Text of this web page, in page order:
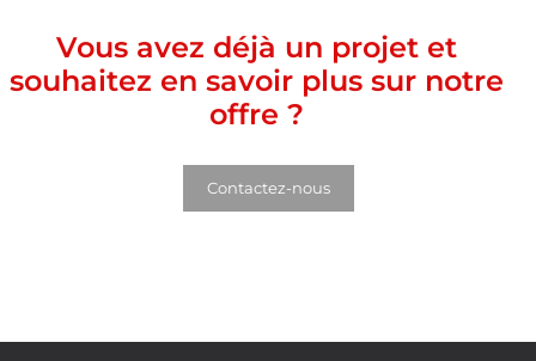
Vous avez déjà un projet et
souhaitez en savoir plus sur notre
offre ?
Contactez-nous